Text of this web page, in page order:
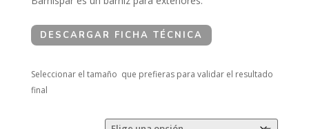
DESCARGAR FICHA TÉCNICA
Seleccionar el tamaño que prefieras para validar el resultado
final